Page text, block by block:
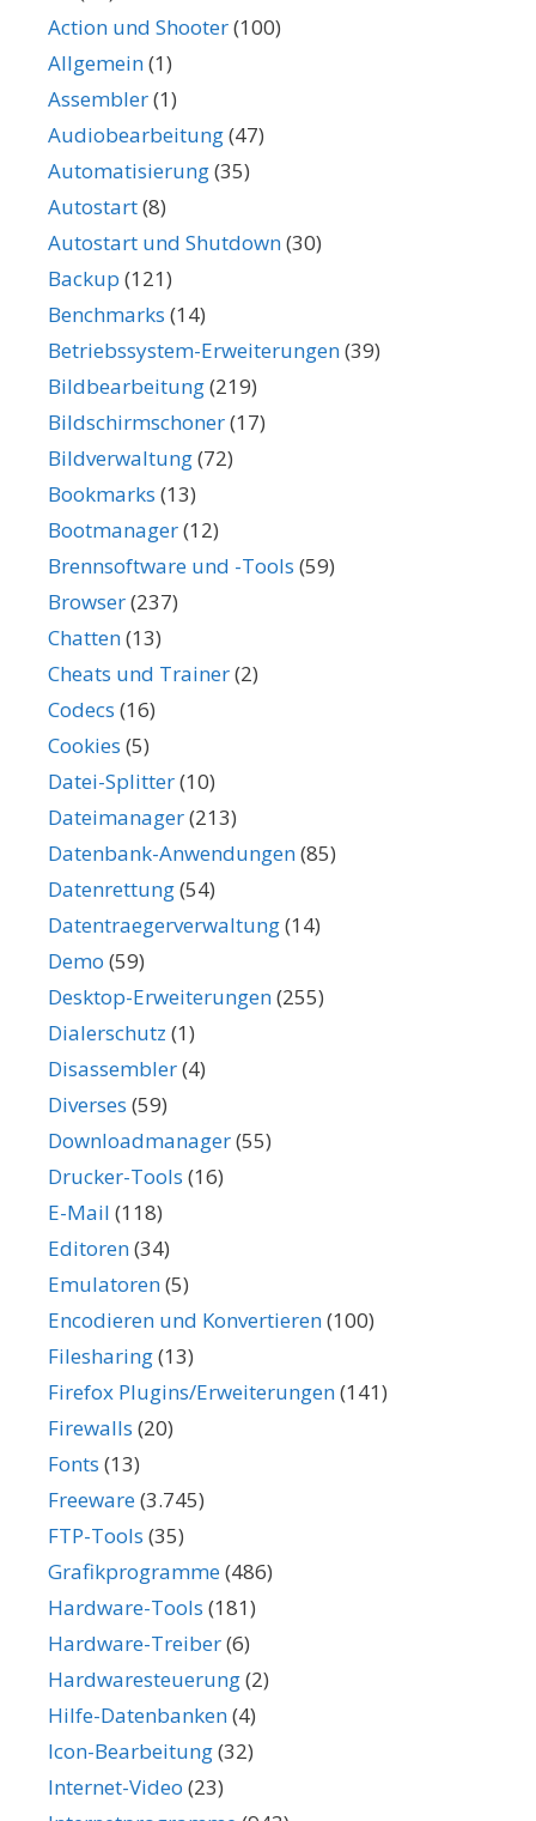
Action und Shooter(100)
Allgemein(1)
Assembler(1)
Audiobearbeitung(47)
Automatisierung(35)
Autostart(8)
Autostart und Shutdown(30)
Backup (121)
Benchmarks (14)
Betriebssystem-Erweiterungen(39)
Bildbearbeitung(219)
Bildschirmschoner(17)
Bildverwaltung(72)
Bookmarks (13)
Bootmanager(12)
Brennsoftware und -Tools (59)
Browser(237)
Chatten(13)
Cheats und Trainer(2)
Codecs (16)
Cookies (5)
Datei-Splitter(10)
Dateimanager(213)
Datenbank-Anwendungen(85)
Datenrettung(54)
Datentraegerverwaltung(14)
Demo (59)
Desktop-Erweiterungen(255)
Dialerschutz (1)
Disassembler(4)
Diverses (59)
Downloadmanager(55)
Drucker-Tools (16)
E-Mail (118)
Editoren(34)
Emulatoren(5)
Encodieren und Konvertieren(100)
Filesharing(13)
Firefox Plugins/Erweiterungen(141)
Firewalls (20)
Fonts (13)
Freeware(3.745)
FTP-Tools (35)
Grafikprogramme(486)
Hardware-Tools (181)
Hardware-Treiber(6)
Hardwaresteuerung(2)
Hilfe-Datenbanken(4)
Icon-Bearbeitung(32)
Internet-Video (23)